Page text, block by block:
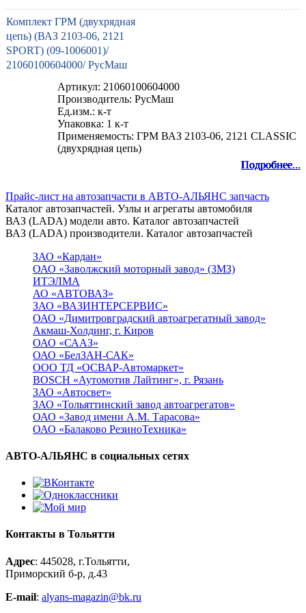
Подробнее...
Подробнее...
Подробнее...
Подробнее...
Подробнее...
Подробнее...
Подробнее...
Подробнее...
Комплект ГРМ (двухрядная
цепь) (ВАЗ 2103-06, 2121
SPORT) (09-1006001)/
21060100604000/ РусМаш
Артикул: 21060100604000
Производитель: РусМаш
Ед.изм.: к-т
Упаковка: 1 к-т
Применяемость: ГРМ ВАЗ 2103-06, 2121 CLASSIC
(двухрядная цепь)
Подробнее...
Прайс-лист на автозапчасти в АВТО-АЛЬЯНС запчасть
Каталог автозапчастей. Узлы и агрегаты автомобиля
ВАЗ (LADA) модели авто. Каталог автозапчастей
ВАЗ (LADA) производители. Каталог автозапчастей
ЗАО «Кардан»
ОАО «Заволжский моторный завод» (ЗМЗ)
ИТЭЛМА
АО «АВТОВАЗ»
ЗАО «ВАЗИНТЕРСЕРВИС»
ОАО «Димитровградский автоагрегатный завод»
Акмаш-Холдинг, г. Киров
ОАО «СААЗ»
ОАО «БелЗАН-САК»
ООО ТД «ОСВАР-Автомаркет»
BOSCH «Аутомотив Лайтинг», г. Рязань
ЗАО «Автосвет»
ЗАО «Тольяттинский завод автоагрегатов»
ОАО «Завод имени А.М. Тарасова»
ОАО «Балаково РезиноТехника»
АВТО-АЛЬЯНС в социальных сетях
Контакты в Тольятти
Адрес: 445028, г.Тольятти,
Приморский б-р, д.43
E-mail: alyans-magazin@bk.ru